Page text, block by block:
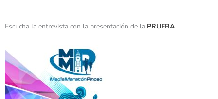
Escucha la entrevista con la presentación de la PRUEBA